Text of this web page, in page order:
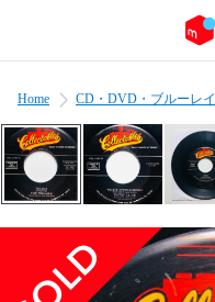
Home CD・DVD・ブルーレイ